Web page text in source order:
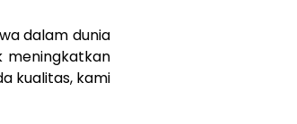
dalam dunia
meningkatkan
kualitas, kami